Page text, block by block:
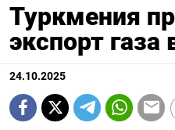
Туркмения
экспорт
24.10.2025